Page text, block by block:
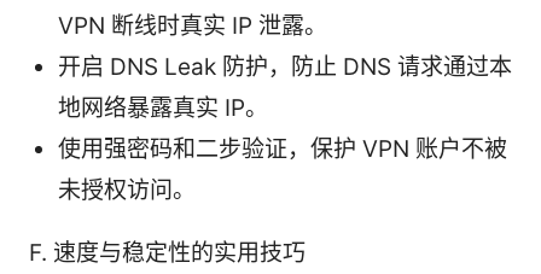
VPN 断线时真实 IP 泄露。
开启 DNS Leak 防护，防止 DNS 请求通过本
地网络暴露真实 IP。
使用强密码和二步验证，保护 VPN 账户不被
未授权访问。
F. 速度与稳定性的实用技巧